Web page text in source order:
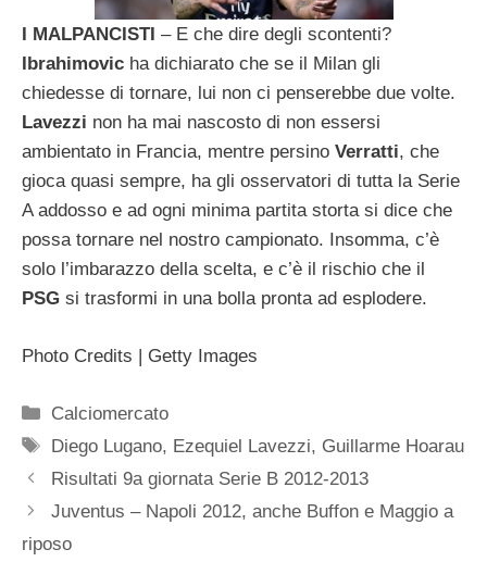
I MALPANCISTI – E che dire degli scontenti?
Ibrahimovic ha dichiarato che se il Milan gli
chiedesse di tornare, lui non ci penserebbe due volte.
Lavezzi non ha mai nascosto di non essersi
ambientato in Francia, mentre persino Verratti, che
gioca quasi sempre, ha gli osservatori di tutta la Serie
A addosso e ad ogni minima partita storta si dice che
possa tornare nel nostro campionato. Insomma, c’è
solo l’imbarazzo della scelta, e c’è il rischio che il
PSG si trasformi in una bolla pronta ad esplodere.
Photo Credits | Getty Images
Categorie
Calciomercato
Tag
Diego Lugano, Ezequiel Lavezzi, Guillarme Hoarau
Risultati 9a giornata Serie B 2012-2013
Juventus – Napoli 2012, anche Buffon e Maggio a
riposo